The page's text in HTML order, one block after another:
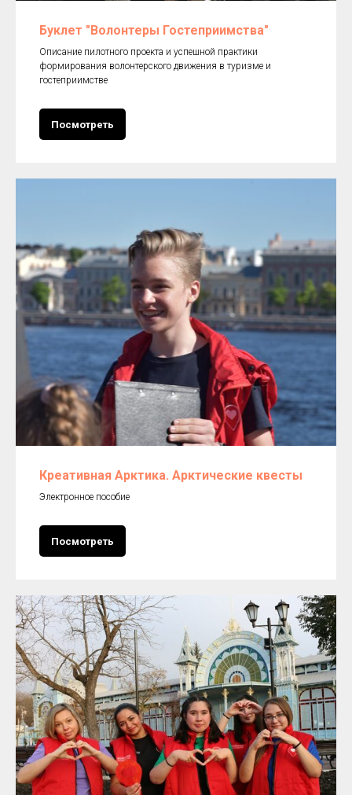
Буклет "Волонтеры Гостеприимства"
Описание пилотного проекта и успешной практики
формирования волонтерского движения в туризме и
гостеприимстве
Посмотреть
Креативная Арктика. Арктические квесты
Электронное пособие
Посмотреть